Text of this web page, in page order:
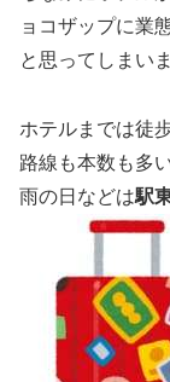
ョコザップに業
と思ってしまい
ホテルまでは徒
路線も本数も多
雨の日などは駅